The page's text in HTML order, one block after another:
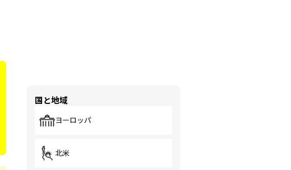
国と地域
ヨーロッパ
北米